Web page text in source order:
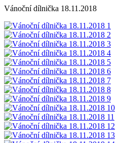
Vánoční dílnička 18.11.2018